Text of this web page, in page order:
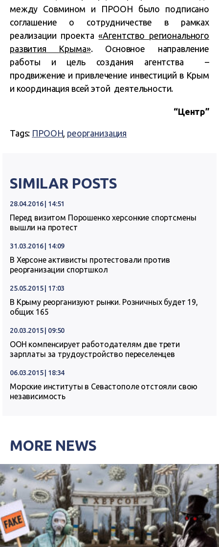
между Совмином и ПРООН было подписано
соглашение о сотрудничестве в рамках
реализации проекта«Агентство регионального
развития Крыма». Основное направление
работы и цель создания агентства –
продвижение и привлечение инвестиций в Крым
и координация всей этой деятельности.
“Центр”
Tags: ПРООН, реорганизация
SIMILAR POSTS
28.04.2016 | 14:51
Перед визитом Порошенко херсонкие спортсмены
вышли на протест
31.03.2016 | 14:09
В Херсоне активисты протестовали против
реорганизации спортшкол
25.05.2015 | 17:03
В Крыму реорганизуют рынки. Розничных будет 19,
общих 165
20.03.2015 | 09:50
ООН компенсирует работодателям две трети
зарплаты за трудоустройство переселенцев
06.03.2015 | 18:34
Морские институты в Севастополе отстояли свою
независимость
MORE NEWS